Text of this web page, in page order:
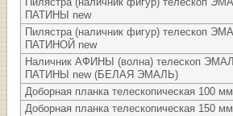
ПАТИНЫ new
Пилястра (наличник фигур) телескоп
ПАТИНОЙ new
Наличник АФИНЫ (волна) телескоп
ПАТИНЫ new (БЕЛАЯ ЭМАЛЬ)
Доборная планка телескопическая 100
Доборная планка телескопическая 150